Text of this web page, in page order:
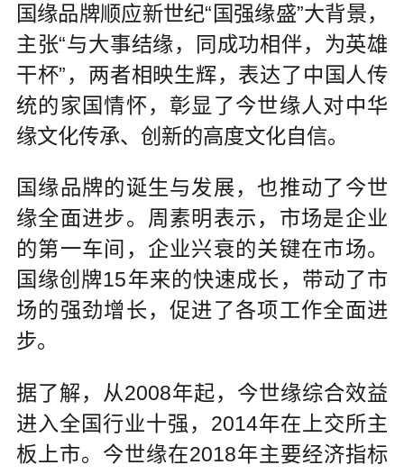
国缘品牌顺应新世纪“国强缘盛”大背景，
主张“与大事结缘，同成功相伴，为英雄
干杯”，两者相映生辉，表达了中国人传
统的家国情怀，彰显了今世缘人对中华
缘文化传承、创新的高度文化自信。
国缘品牌的诞生与发展，也推动了今世
缘全面进步。周素明表示，市场是企业
的第一车间，企业兴衰的关键在市场。
国缘创牌15年来的快速成长，带动了市
场的强劲增长，促进了各项工作全面进
步。
据了解，从2008年起，今世缘综合效益
进入全国行业十强，2014年在上交所主
板上市。今世缘在2018年主要经济指标